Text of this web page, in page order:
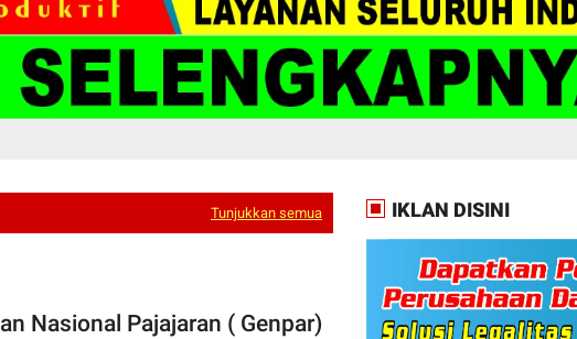
Tunjukkan semua
Nasional Pajajaran ( Genpar)
IKLAN DISINI